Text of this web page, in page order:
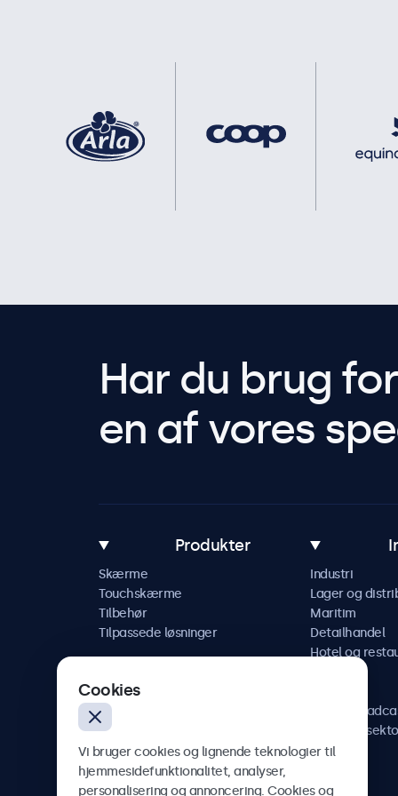
Har du brug
en af vores
Produkter
Skærme
Touchskærme
Tilbehør
Tilpassede løsninger
Industri
Lager og
Maritim
Detailhandel
Hotel og
AV og
Cookies
Vi bruger cookies og lignende teknologier til
hjemmesidefunktionalitet, analyser,
personalisering og annoncering. Cookies og